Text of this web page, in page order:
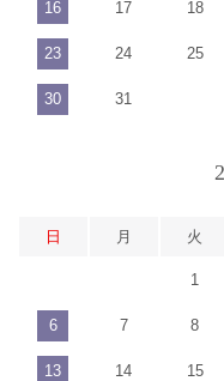
16 17 18
23 24 25
30 31
日 月 火
1
6 7 8
13 14 15